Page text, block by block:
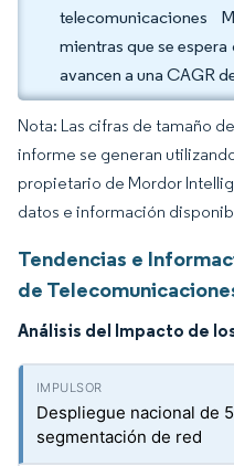
telecomunicaciones
mientras que se
avancen a una CAGR
Nota: Las cifras de tamaño
informe se generan
propietario de Mordor
datos e información
Tendencias e
de
Análisis del Impacto de
Despliegue nacional de
segmentación de red